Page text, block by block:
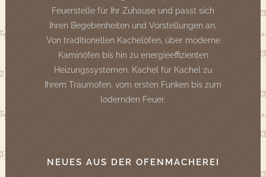
Feuerstelle für Ihr Zuhause und passt sich
Ihren Begebenheiten und Vorstellungen an.
Von traditionellen Kachelöfen, über moderne
Kaminöfen bis hin zu energieeffizienten
Heizungssystemen. Kachel für Kachel zu
Ihrem Traumofen, vom ersten Funken bis zum
lodernden Feuer.
NEUES AUS DER OFENMACHEREI